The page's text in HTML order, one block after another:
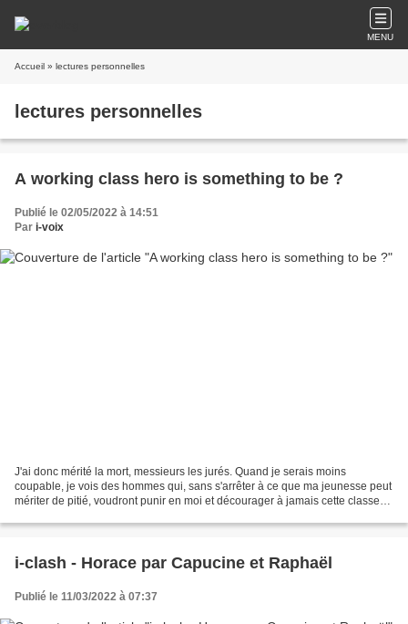
MENU
Accueil » lectures personnelles
lectures personnelles
A working class hero is something to be ?
Publié le 02/05/2022 à 14:51
Par i-voix
J'ai donc mérité la mort, messieurs les jurés. Quand je serais moins
coupable, je vois des hommes qui, sans s'arrêter à ce que ma jeunesse peut
mériter de pitié, voudront punir en moi et décourager à jamais cette classe
i-clash - Horace par Capucine et Raphaël
Publié le 11/03/2022 à 07:37